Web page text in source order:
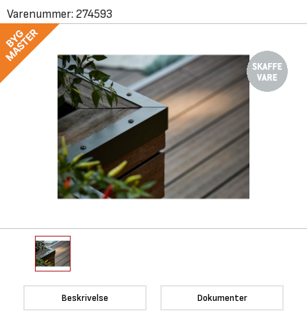
Varenummer: 274593
Beskrivelse Dokumenter